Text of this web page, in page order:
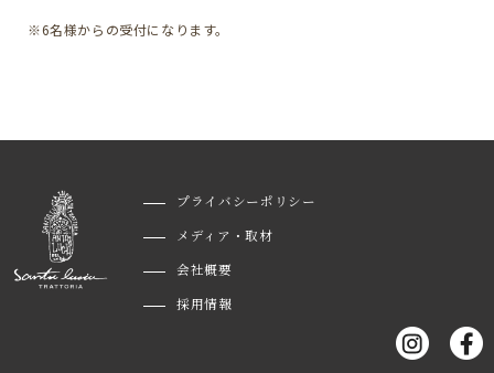
※6名様からの受付になります。
プライバシーポリシー
メディア・取材
会社概要
採用情報